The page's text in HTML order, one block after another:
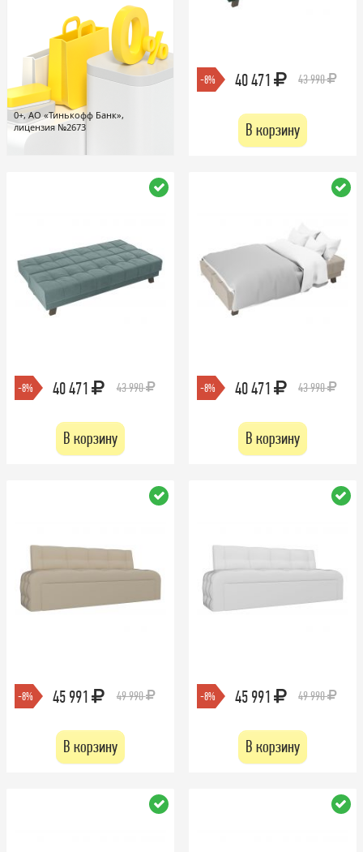
0+, АО «Тинькофф Банк»,
лицензия №2673
-8% 40 471 43 990
В корзину
-8% 40 471 43 990
В корзину
-8% 40 471 43 990
В корзину
-8% 45 991 49 990
В корзину
-8% 45 991 49 990
В корзину